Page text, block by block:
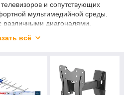
и сопутствующих
мультимедийной среды.
диагоналями,
Philips, Xiaomi и других.
четкость изображения,
дизайн.
всё